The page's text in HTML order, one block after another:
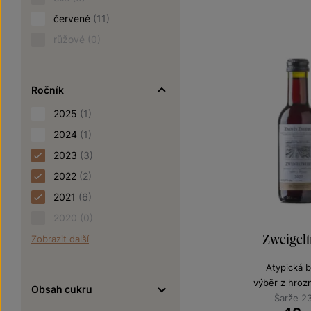
červené (11)
růžové (0)
Ročník
2025 (1)
2024 (1)
2023 (3)
2022 (2)
2021 (6)
2020 (0)
Zobrazit další
Obsah cukru
Atypická
výběr z
Šarže